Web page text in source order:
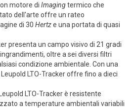
motore di Imagingtermico che
dell'arte offre un rateo
di 30 Hertze una portata di quasi
presenta un campo visivo di 21 gradi
oltre a sei diversi filtri
condizione ambientale. Con una
LTO-Tracker offre fino a dieci
LTO-Tracker è resistente
a temperature ambientali variabili